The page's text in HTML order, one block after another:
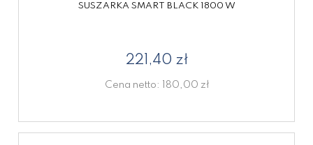
SUSZARKA SMART BLACK 1800 W
221,40 zł
Cena netto: 180,00 zł